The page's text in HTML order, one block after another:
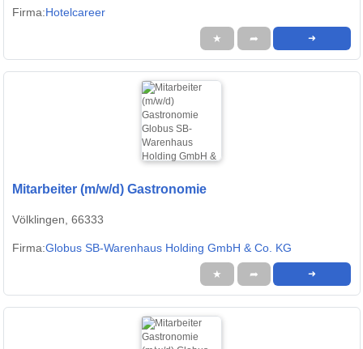
Firma:Hotelcareer
★ ➦ ➜
Mitarbeiter (m/w/d) Gastronomie
Völklingen, 66333
Firma:Globus SB-Warenhaus Holding GmbH & Co. KG
★ ➦ ➜